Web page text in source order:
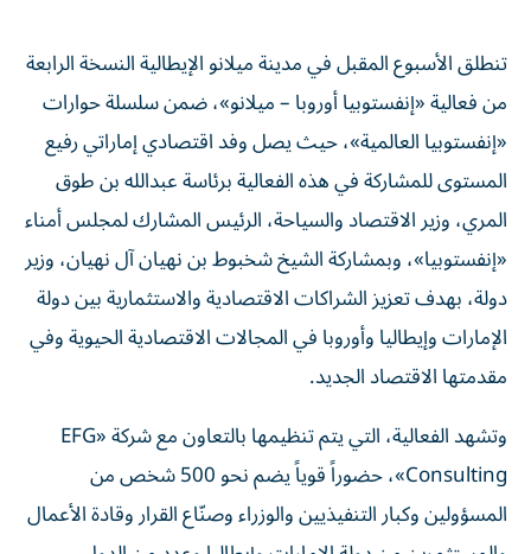
تنطلق الأسبوع المقبل في مدينة ميلانو الإيطالية النسخة الرابعة
من فعالية «إنفستوبيا أوروبا – ميلانو»، ضمن سلسلة حوارات
«إنفستوبيا العالمية»، حيث يصل وفد اقتصادي إماراتي رفيع
المستوى للمشاركة في هذه الفعالية برئاسة عبدالله بن طوق
المري، وزير الاقتصاد والسياحة، الرئيس المشارك لمجلس أمناء
«إنفستوبيا»، وبمشاركة الشيخ شخبوط بن نهيان آل نهيان، وزير
دولة، بهدف تعزيز الشراكات الاقتصادية والاستثمارية بين دولة
الإمارات وإيطاليا وأوروبا في المجالات الاقتصادية الحيوية وفي
مقدمتها الاقتصاد الجديد.
وتشهد الفعالية، التي يتم تنظيمها بالتعاون مع شركة «EFG
Consulting»، حضوراً قوياً يضم نحو 500 شخص من
المسؤولين وكبار التنفيذيين والوزراء وصنّاع القرار وقادة الأعمال